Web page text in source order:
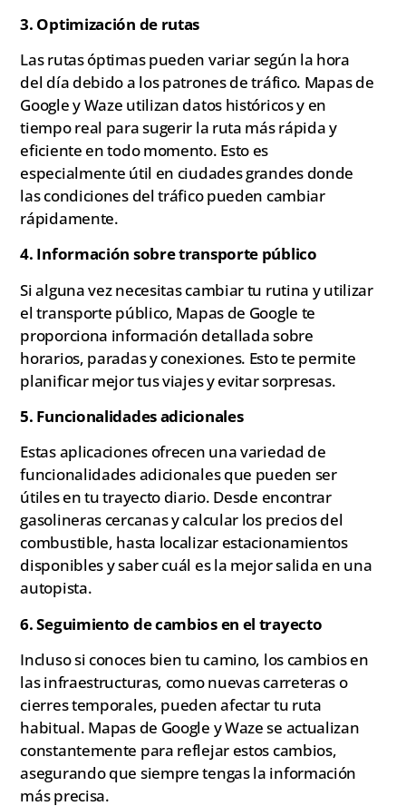
3. Optimización de rutas
Las rutas óptimas pueden variar según la hora
del día debido a los patrones de tráfico. Mapas de
Google y Waze utilizan datos históricos y en
tiempo real para sugerir la ruta más rápida y
eficiente en todo momento. Esto es
especialmente útil en ciudades grandes donde
las condiciones del tráfico pueden cambiar
rápidamente.
4. Información sobre transporte público
Si alguna vez necesitas cambiar tu rutina y utilizar
el transporte público, Mapas de Google te
proporciona información detallada sobre
horarios, paradas y conexiones. Esto te permite
planificar mejor tus viajes y evitar sorpresas.
5. Funcionalidades adicionales
Estas aplicaciones ofrecen una variedad de
funcionalidades adicionales que pueden ser
útiles en tu trayecto diario. Desde encontrar
gasolineras cercanas y calcular los precios del
combustible, hasta localizar estacionamientos
disponibles y saber cuál es la mejor salida en una
autopista.
6. Seguimiento de cambios en el trayecto
Incluso si conoces bien tu camino, los cambios en
las infraestructuras, como nuevas carreteras o
cierres temporales, pueden afectar tu ruta
habitual. Mapas de Google y Waze se actualizan
constantemente para reflejar estos cambios,
asegurando que siempre tengas la información
más precisa.